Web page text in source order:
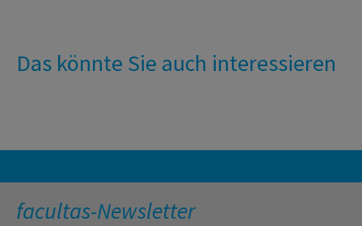
Das könnte Sie auch interessieren
facultas-Newsletter